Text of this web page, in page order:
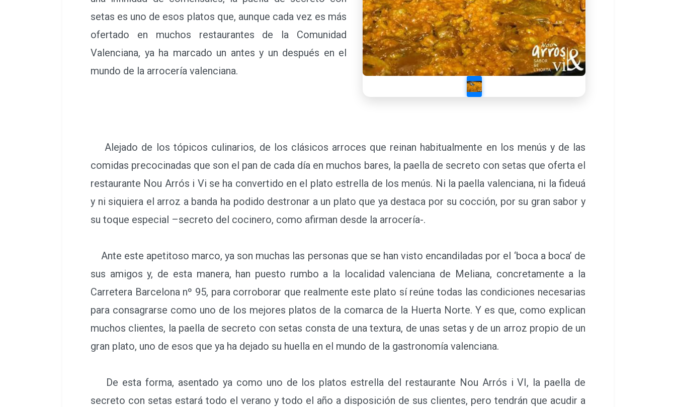
setas es uno de esos platos que, aunque cada vez es más
ofertado en muchos restaurantes de la Comunidad
Valenciana, ya ha marcado un antes y un después en el
mundo de la arrocería valenciana.
Alejado de los tópicos culinarios, de los clásicos arroces que reinan habitualmente en los menús y de las
comidas precocinadas que son el pan de cada día en muchos bares, la paella de secreto con setas que oferta el
restaurante Nou Arrós i Vi se ha convertido en el plato estrella de los menús. Ni la paella valenciana, ni la fideuá
y ni siquiera el arroz a banda ha podido destronar a un plato que ya destaca por su cocción, por su gran sabor y
su toque especial –secreto del cocinero, como afirman desde la arrocería-.
Ante este apetitoso marco, ya son muchas las personas que se han visto encandiladas por el ‘boca a boca’ de
sus amigos y, de esta manera, han puesto rumbo a la localidad valenciana de Meliana, concretamente a la
Carretera Barcelona nº 95, para corroborar que realmente este plato sí reúne todas las condiciones necesarias
para consagrarse como uno de los mejores platos de la comarca de la Huerta Norte. Y es que, como explican
muchos clientes, la paella de secreto con setas consta de una textura, de unas setas y de un arroz propio de un
gran plato, uno de esos que ya ha dejado su huella en el mundo de la gastronomía valenciana.
De esta forma, asentado ya como uno de los platos estrella del restaurante Nou Arrós i VI, la paella de
secreto con setas estará todo el verano y todo el año a disposición de sus clientes, pero tendrán que acudir a